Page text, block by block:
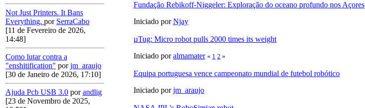
Not Just Printers. It Bans
Everything. por SerraCabo
[11 de Fevereiro de 2026,
14:48]
Como lutar contra a
"enshitification" porjm_araujo
[30 de Janeiro de 2026, 17:10]
Ajuda Pcb USB 3.0 porandlig
[23 de Novembro de 2025,
Fundação Rebikoff-Niggeler: Exploração do oceano profundo nos Açores
Iniciado porNjay
µTug: Micro robot pulls 2000 times its weight
Iniciado poralmamater « 1 2 »
Equipa portuguesa vence campeonato mundial de futebol robótico
Iniciado porjm_araujo